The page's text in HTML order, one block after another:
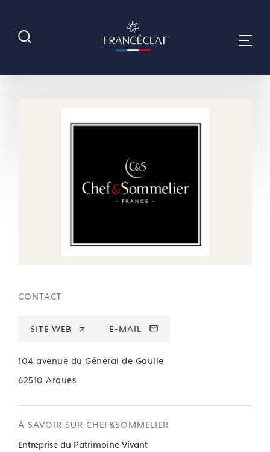
CONTACT
SITE WEB E-MAIL
104 avenue du Général de Gaulle
62510 Arques
À SAVOIR SUR CHEF&SOMMELIER
Entreprise du Patrimoine Vivant